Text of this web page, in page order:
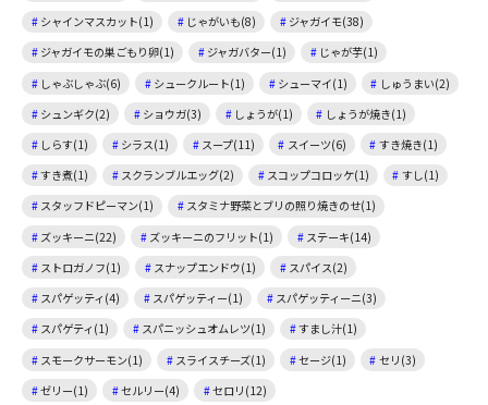
シャインマスカット(1)
じゃがいも(8)
ジャガイモ(38)
ジャガイモの巣ごもり卵(1)
ジャガバター(1)
じゃが芋(1)
しゃぶしゃぶ(6)
シュークルート(1) シューマイ(1)
しゅうまい(2)
シュンギク(2)
ショウガ(3) しょうが(1)
しょうが焼き(1)
しらす(1)
シラス(1) スープ(11) スイーツ(6)
すき焼き(1)
すき煮(1)
スクランブルエッグ(2) スコップコロッケ(1)
すし(1)
スタッフドピーマン(1)
スタミナ野菜とブリの照り焼きのせ(1)
ズッキーニ(22)
ズッキーニのフリット(1)
ステーキ(14)
ストロガノフ(1)
スナップエンドウ(1)
スパイス(2)
スパゲッティ(4)
スパゲッティー(1)
スパゲッティーニ(3)
スパゲティ(1)
スパニッシュオムレツ(1)
すまし汁(1)
スモークサーモン(1)
スライスチーズ(1) セージ(1)
セリ(3)
ゼリー(1)
セルリー(4)
セロリ(12)